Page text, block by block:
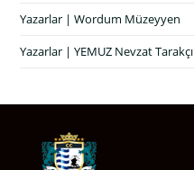
Yazarlar | Wordum Müzeyyen
Yazarlar | YEMUZ Nevzat Tarakçı